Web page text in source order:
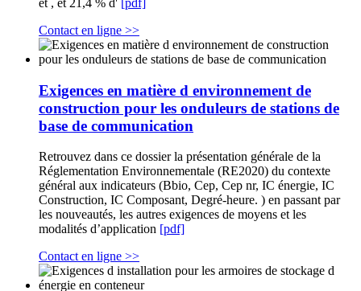
Contact en ligne >>
Exigences en matière d environnement de
construction pour les onduleurs de stations de
base de communication
Retrouvez dans ce dossier la présentation générale de la
Réglementation Environnementale (RE2020) du contexte
général aux indicateurs (Bbio, Cep, Cep nr, IC énergie, IC
Construction, IC Composant, Degré-heure. ) en passant par
les nouveautés, les autres exigences de moyens et les
modalités d’application [pdf]
Contact en ligne >>